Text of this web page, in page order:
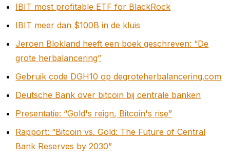
IBIT most profitable ETF for BlackRock
IBIT meer dan $100B in de kluis
Jeroen Blokland heeft een boek geschreven: “De
grote herbalancering”
Gebruik code DGH10 op degroteherbalancering.com
Deutsche Bank over bitcoin bij centrale banken
Presentatie: “Gold's reign, Bitcoin's rise”
Rapport: “Bitcoin vs. Gold: The Future of Central
Bank Reserves by 2030”